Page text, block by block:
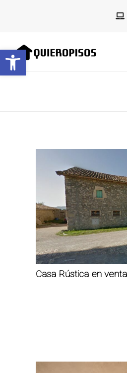
Abrir barra de herramientas
Casa Rústica en